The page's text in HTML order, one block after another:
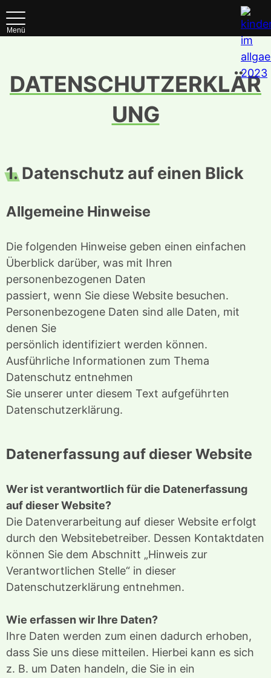
Menü
DATENSCHUTZERKLÄR
UNG
1.Datenschutz auf einen Blick
Allgemeine Hinweise
Die folgenden Hinweise geben einen einfachen
Überblick darüber, was mit Ihren
personenbezogenen Daten
passiert, wenn Sie diese Website besuchen.
Personenbezogene Daten sind alle Daten, mit
denen Sie
persönlich identifiziert werden können.
Ausführliche Informationen zum Thema
Datenschutz entnehmen
Sie unserer unter diesem Text aufgeführten
Datenschutzerklärung.
Datenerfassung auf dieser Website
Wer ist verantwortlich für die Datenerfassung
auf dieser Website?
Die Datenverarbeitung auf dieser Website erfolgt
durch den Websitebetreiber. Dessen Kontaktdaten
können Sie dem Abschnitt „Hinweis zur
Verantwortlichen Stelle“ in dieser
Datenschutzerklärung entnehmen.
Wie erfassen wir Ihre Daten?
Ihre Daten werden zum einen dadurch erhoben,
dass Sie uns diese mitteilen. Hierbei kann es sich
z. B. um Daten handeln, die Sie in ein